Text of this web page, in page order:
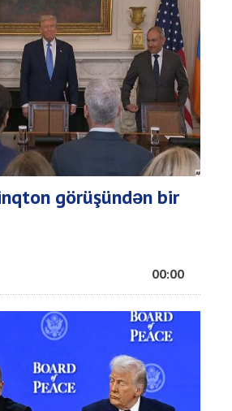
görüşündən bir
00:00